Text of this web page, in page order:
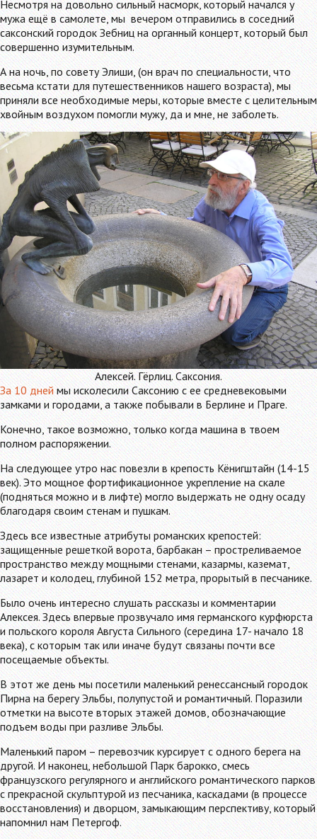
Несмотря на довольно сильный насморк, который начался у
мужа ещё в самолете, мы вечером отправились в соседний
саксонский городок Зебниц на органный концерт, который был
совершенно изумительным.
А на ночь, по совету Элиши, (он врач по специальности, что
весьма кстати для путешественников нашего возраста), мы
приняли все необходимые меры, которые вместе с целительным
хвойным воздухом помогли мужу, да и мне, не заболеть.
Алексей. Гёрлиц. Саксония.
За 10 днеймы исколесили Саксонию с ее средневековыми
замками и городами, а также побывали в Берлине и Праге.
Конечно, такое возможно, только когда машина в твоем
полном распоряжении.
На следующее утро нас повезли в крепость Кёнигштайн (14-15
век). Это мощное фортификационное укрепление на скале
(подняться можно и в лифте) могло выдержать не одну осаду
благодаря своим стенам и пушкам.
Здесь все известные атрибуты романских крепостей:
защищенные решеткой ворота, барбакан – простреливаемое
пространство между мощными стенами, казармы, каземат,
лазарет и колодец, глубиной 152 метра, прорытый в песчанике.
Было очень интересно слушать рассказы и комментарии
Алексея. Здесь впервые прозвучало имя германского курфюрста
и польского короля Августа Сильного (середина 17- начало 18
века), с которым так или иначе будут связаны почти все
посещаемые объекты.
В этот же день мы посетили маленький ренессансный городок
Пирна на берегу Эльбы, полупустой и романтичный. Поразили
отметки на высоте вторых этажей домов, обозначающие
подъем воды при разливе Эльбы.
Маленький паром – перевозчик курсирует с одного берега на
другой. И наконец, небольшой Парк барокко, смесь
французского регулярного и английского романтического парков
с прекрасной скульптурой из песчаника, каскадами (в процессе
восстановления) и дворцом, замыкающим перспективу, который
напомнил нам Петергоф.